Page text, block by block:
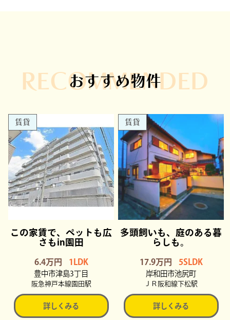
RECOMMENDED
おすすめ物件
賃貸
この家賃で、ペットも広
さもin園田
6.4万円 1LDK
豊中市津島3丁目
阪急神戸本線園田駅
詳しくみる
賃貸
多頭飼いも、庭のある暮
らしも。
17.9万円 5SLDK
岸和田市池尻町
ＪＲ阪和線下松駅
詳しくみる